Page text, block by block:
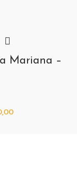
Mariana –